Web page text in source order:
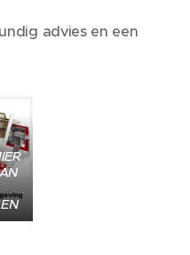
advies en een